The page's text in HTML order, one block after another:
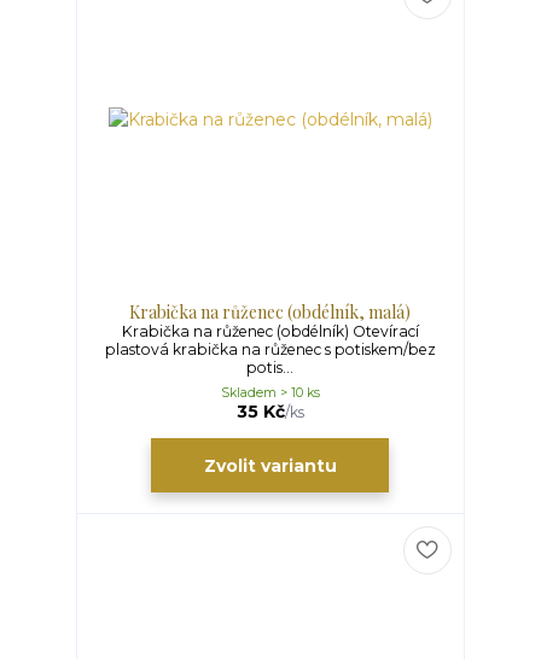
Krabička na růženec (obdélník, malá)
Krabička na růženec (obdélník) Otevírací
plastová krabička na růženec s potiskem/bez
potis...
35 Kč/ks
Skladem > 10 ks
Zvolit variantu